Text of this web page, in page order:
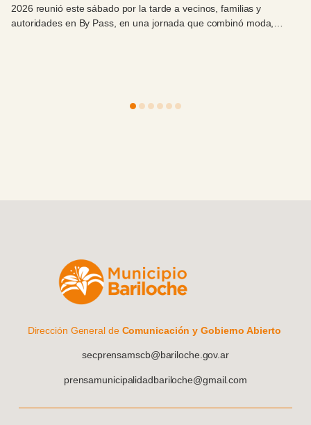
2026 reunió este sábado por la tarde a vecinos, familias y
autoridades en By Pass, en una jornada que combinó moda,
Dirección General de Comunicación y Gobierno Abierto
secprensamscb@bariloche.gov.ar
prensamunicipalidadbariloche@gmail.com